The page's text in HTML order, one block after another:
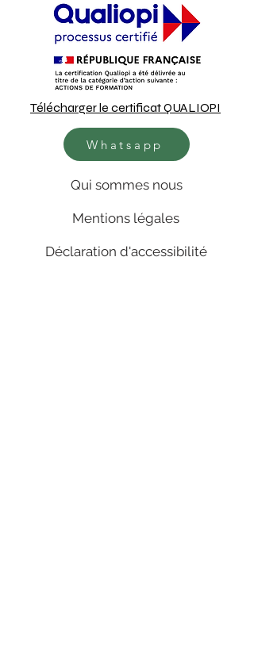
Télécharger le certificat QUALIOPI
Whatsapp
Qui sommes nous
Mentions légales
Déclaration d'accessibilité